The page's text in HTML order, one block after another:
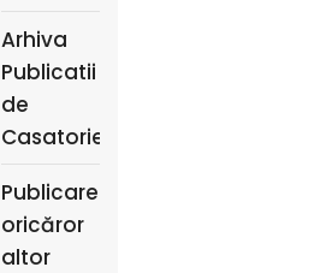
Arhiva
Publicatii
de
Casatorie
Publicarea
oricăror
altor